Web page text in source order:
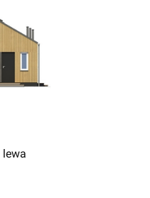
lewa